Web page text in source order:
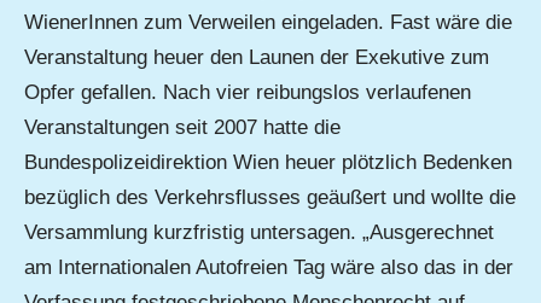
WienerInnen zum Verweilen eingeladen. Fast wäre die
Veranstaltung heuer den Launen der Exekutive zum
Opfer gefallen. Nach vier reibungslos verlaufenen
Veranstaltungen seit 2007 hatte die
Bundespolizeidirektion Wien heuer plötzlich Bedenken
bezüglich des Verkehrsflusses geäußert und wollte die
Versammlung kurzfristig untersagen. „Ausgerechnet
am Internationalen Autofreien Tag wäre also das in der